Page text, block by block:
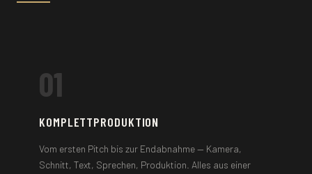
01
KOMPLETTPRODUKTION
Vom ersten Pitch bis zur Endabnahme — Kamera,
Schnitt, Text, Sprechen, Produktion. Alles aus einer